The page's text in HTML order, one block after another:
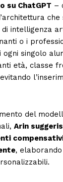
su ChatGPT –
intelligenza
o i
singolo
età, classe
del
Arin
,